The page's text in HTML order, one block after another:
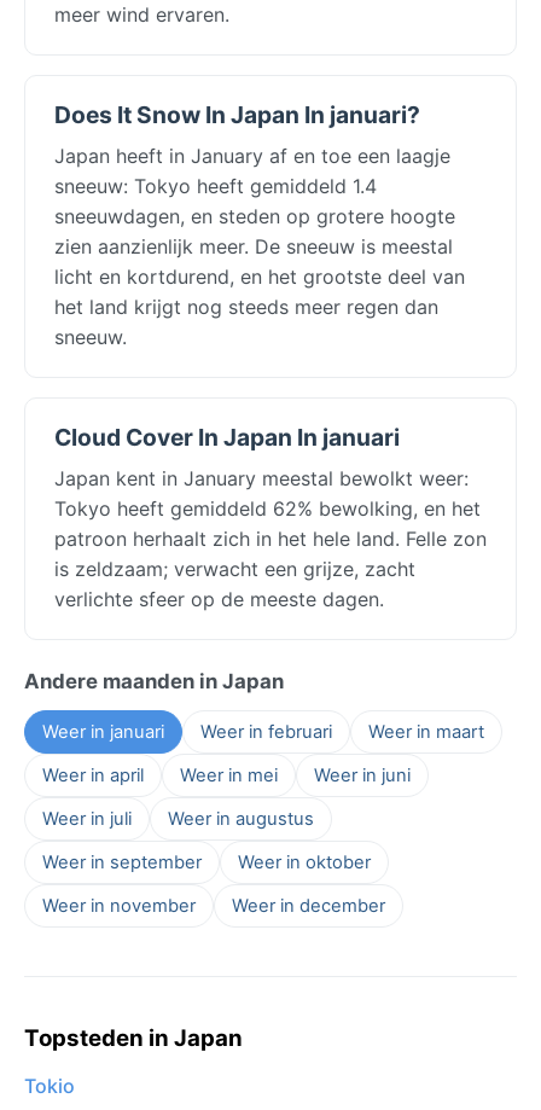
meer wind ervaren.
Does It Snow In Japan In januari?
Japan heeft in January af en toe een laagje
sneeuw: Tokyo heeft gemiddeld 1.4
sneeuwdagen, en steden op grotere hoogte
zien aanzienlijk meer. De sneeuw is meestal
licht en kortdurend, en het grootste deel van
het land krijgt nog steeds meer regen dan
sneeuw.
Cloud Cover In Japan In januari
Japan kent in January meestal bewolkt weer:
Tokyo heeft gemiddeld 62% bewolking, en het
patroon herhaalt zich in het hele land. Felle zon
is zeldzaam; verwacht een grijze, zacht
verlichte sfeer op de meeste dagen.
Andere maanden in Japan
Weer in januari Weer in februari
Weer in maart
Weer in april
Weer in mei
Weer in juni
Weer in juli
Weer in augustus
Weer in september
Weer in oktober
Weer in november
Weer in december
Topsteden in Japan
Tokio